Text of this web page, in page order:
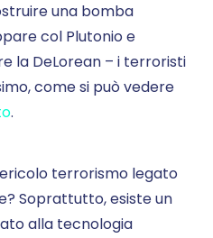
una bomba
col Plutonio e
la DeLorean – i terroristi
come si può vedere
.
terrorismo legato
Soprattutto, esiste un
alla tecnologia